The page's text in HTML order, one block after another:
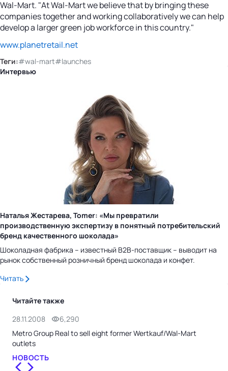
Wal-Mart. "At Wal-Mart we believe that by bringing these
companies together and working collaboratively we can help
develop a larger green job workforce in this country."
www.planetretail.net
Теги:#wal-mart#launches
Интервью
Наталья Жестарева, Tomer: «Мы превратили
производственную экспертизу в понятный потребительский
бренд качественного шоколада»
Шоколадная фабрика – известный B2B-поставщик – выводит на
рынок собственный розничный бренд шоколада и конфет.
Читать
Читайте также
28.11.2008
6,290
Metro Group Real to sell eight former Wertkauf/Wal-Mart
outlets
НОВОСТЬ